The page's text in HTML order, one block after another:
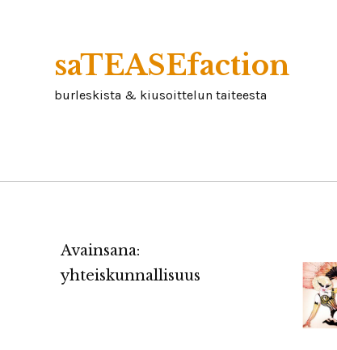
saTEASEfaction
burleskista & kiusoittelun taiteesta
Avainsana:
yhteiskunnallisuus